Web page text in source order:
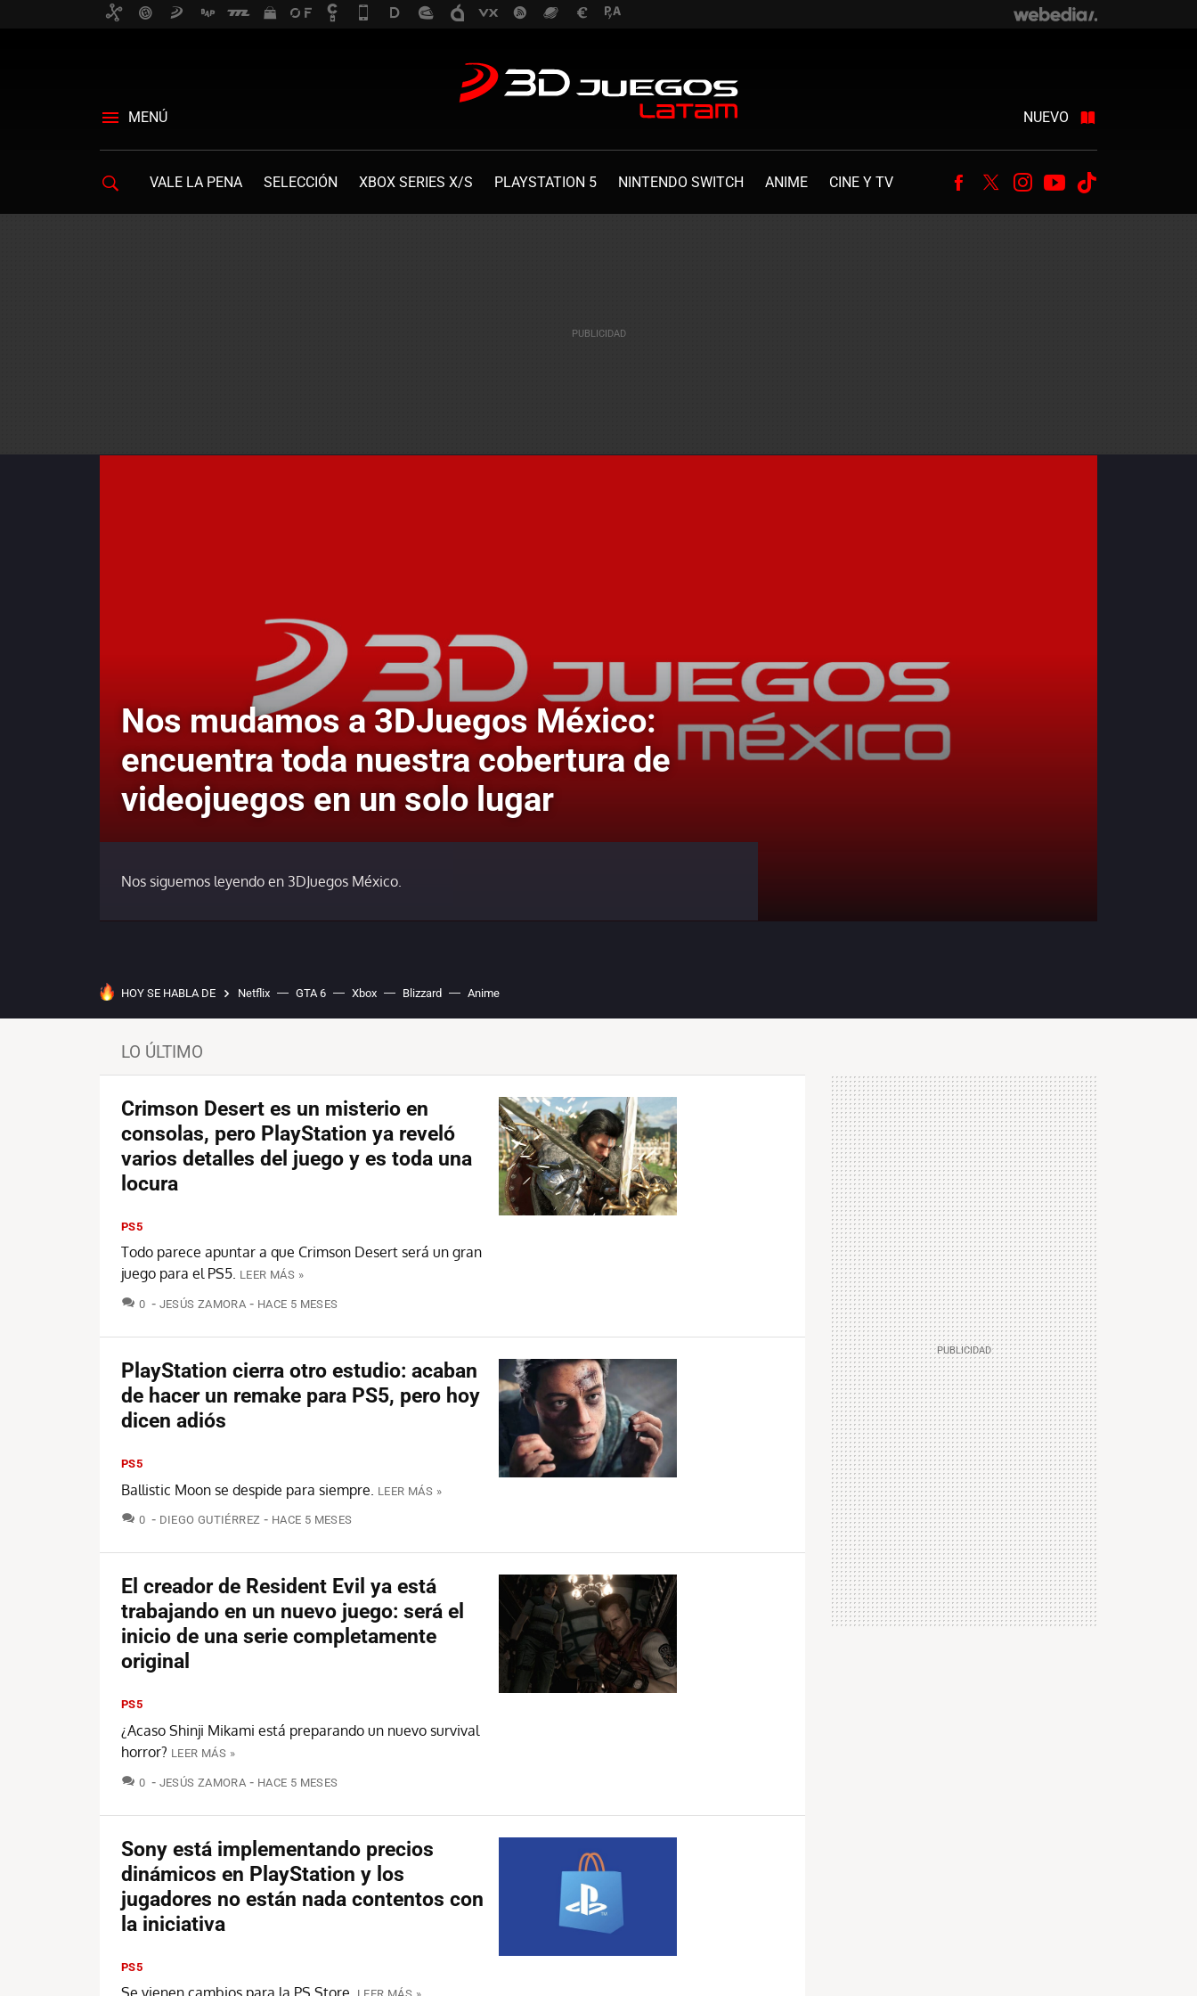
MENÚ NUEVO
VALE LA PENA SELECCIÓN XBOX SERIES X/S PLAYSTATION 5 NINTENDO SWITCH ANIME CINE Y TV Facebook
TwitterInstagram
Youtube
Nos mudamos a 3DJuegos México:
encuentra toda nuestra cobertura de
videojuegos en un solo lugar
Nos siguemos leyendo en 3DJuegos México.
HOY SE HABLA DE Netflix GTA 6 Xbox Blizzard Anime
LO ÚLTIMO
Crimson Desert es un misterio en
consolas, pero PlayStation ya reveló
varios detalles del juego y es toda una
locura
PS5
Todo parece apuntar a que Crimson Desert será un gran
juego para el PS5. LEER MÁS »
0 COMENTARIOS
JESÚS ZAMORA HACE 5 MESES
PlayStation cierra otro estudio: acaban
de hacer un remake para PS5, pero hoy
dicen adiós
PS5
Ballistic Moon se despide para siempre. LEER MÁS »
0 COMENTARIOS
DIEGO GUTIÉRREZ HACE 5 MESES
El creador de Resident Evil ya está
trabajando en un nuevo juego: será el
inicio de una serie completamente
original
PS5
¿Acaso Shinji Mikami está preparando un nuevo survival
horror? LEER MÁS »
0 COMENTARIOS
JESÚS ZAMORA HACE 5 MESES
Sony está implementando precios
dinámicos en PlayStation y los
jugadores no están nada contentos con
la iniciativa
PS5